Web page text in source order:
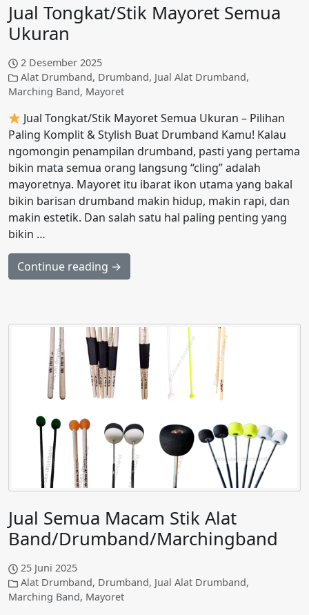
Jual Tongkat/Stik Mayoret Semua
Ukuran
2 Desember 2025
Alat Drumband, Drumband, Jual Alat Drumband,
Marching Band, Mayoret
Jual Tongkat/Stik Mayoret Semua Ukuran – Pilihan
Paling Komplit & Stylish Buat Drumband Kamu! Kalau
ngomongin penampilan drumband, pasti yang pertama
bikin mata semua orang langsung “cling” adalah
mayoretnya. Mayoret itu ibarat ikon utama yang bakal
bikin barisan drumband makin hidup, makin rapi, dan
makin estetik. Dan salah satu hal paling penting yang
bikin …
Continue reading →
Jual Semua Macam Stik Alat
Band/Drumband/Marchingband
25 Juni 2025
Alat Drumband, Drumband, Jual Alat Drumband,
Marching Band, Mayoret